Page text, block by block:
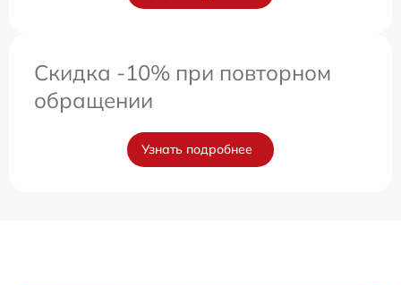
Скидка -10% при повторном
обращении
Узнать подробнее